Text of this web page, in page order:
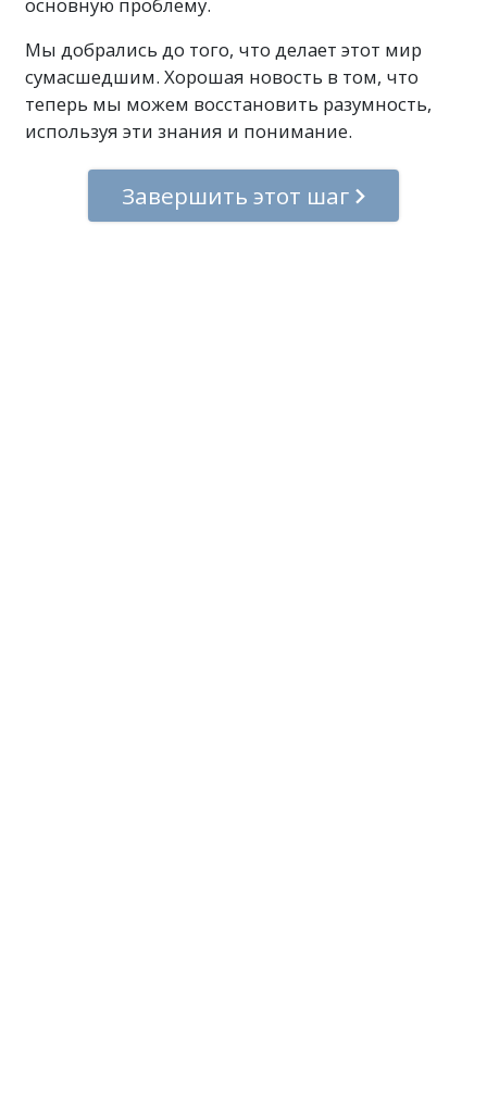
основную проблему.
Мы добрались до того, что делает этот мир
сумасшедшим. Хорошая новость в том, что
теперь мы можем восстановить разумность,
используя эти знания и понимание.
Завершить этот шаг